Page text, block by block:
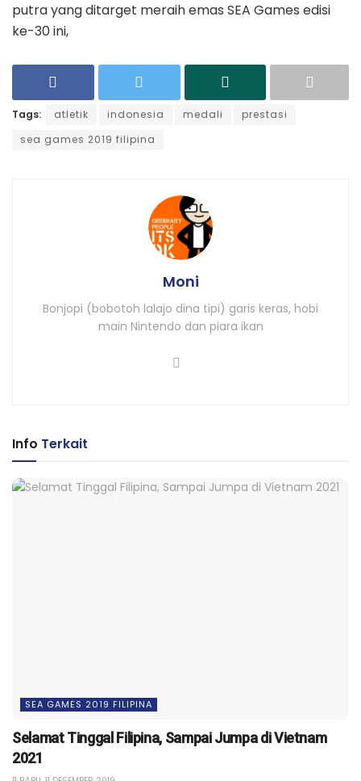
putra yang ditarget meraih emas SEA Games edisi
ke-30 ini,
Tags: atletik indonesia medali
prestasi
sea games 2019 filipina
Moni
Bonjopi (bobotoh lalajo dina tipi) garis keras, hobi
main Nintendo dan piara ikan
Info Terkait
SEA GAMES 2019 FILIPINA
Selamat Tinggal Filipina, Sampai Jumpa di Vietnam
2021